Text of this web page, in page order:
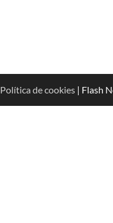
Política de cookies| Flash